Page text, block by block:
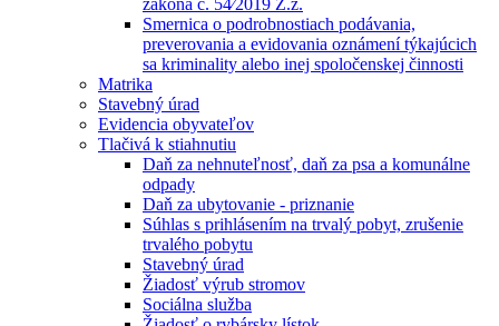
zákona č. 54⁄2019 Z.z.
Smernica o podrobnostiach podávania,
preverovania a evidovania oznámení týkajúcich
sa kriminality alebo inej spoločenskej činnosti
Matrika
Stavebný úrad
Evidencia obyvateľov
Tlačivá k stiahnutiu
Daň za nehnuteľnosť, daň za psa a komunálne
odpady
Daň za ubytovanie - priznanie
Súhlas s prihlásením na trvalý pobyt, zrušenie
trvalého pobytu
Stavebný úrad
Žiadosť výrub stromov
Sociálna služba